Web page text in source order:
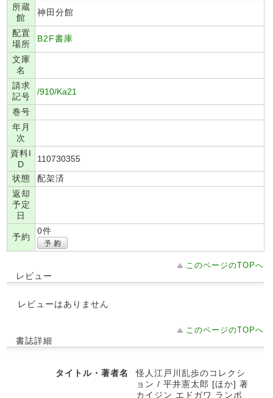
所蔵
館
神田分館
配置
場所
B2F書庫
文庫
名
請求
記号
/910/Ka21
巻号
年月
次
資料I
D
110730355
状態
配架済
返却
予定
日
予約
0件
このページのTOPへ
レビュー
レビューはありません
このページのTOPへ
書誌詳細
タイトル・著者名
怪人江戸川乱歩のコレクシ
ョン / 平井憲太郎 [ほか] 著
カイジン エドガワ ランポ